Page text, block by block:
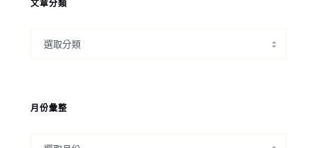
文章分類
月份彙整